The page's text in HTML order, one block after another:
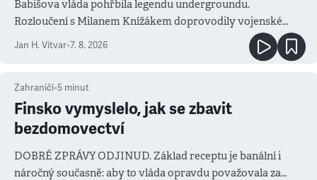
Babišova vláda pohřbila legendu undergroundu.
Rozloučení s Milanem Knížákem doprovodily vojenské
salvy i kritika pokrokářů
Jan H. Vitvar•7. 8. 2026
Zahraničí•5 minut
Finsko vymyslelo, jak se zbavit
bezdomovectví
DOBRÉ ZPRÁVY ODJINUD. Základ receptu je banální i
náročný současně: aby to vláda opravdu považovala za